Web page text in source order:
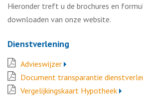
Hieronder treft u de brochures en
downloaden van onze website.
Dienstverlening
Advieswijzer
Document transparantie
Vergelijkingskaart Hypotheek